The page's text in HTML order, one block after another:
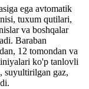
ega avtomatik
tuxum qutilari,
va boshqalar
Baraban
12 tomondan va
ko'p tanlovli
suyultirilgan gaz,